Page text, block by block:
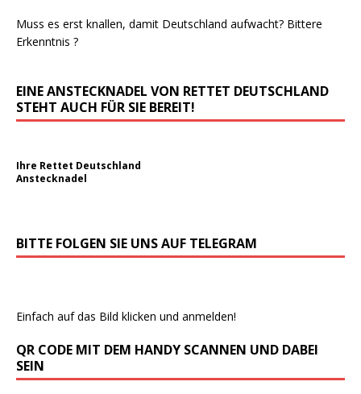
Muss es erst knallen, damit Deutschland aufwacht? Bittere
Erkenntnis ?
EINE ANSTECKNADEL VON RETTET DEUTSCHLAND
STEHT AUCH FÜR SIE BEREIT!
Ihre Rettet Deutschland
Anstecknadel
BITTE FOLGEN SIE UNS AUF TELEGRAM
Einfach auf das Bild klicken und anmelden!
QR CODE MIT DEM HANDY SCANNEN UND DABEI
SEIN